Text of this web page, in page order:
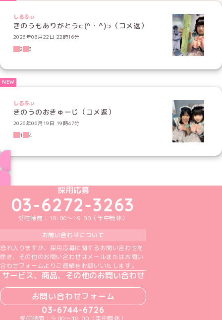
しるふぃ
きのうもありがとう⊂(^・^)⊃（コメ返）
2026年06月22日 22時16分
2
3
しるふぃ
きのうのおきゅーじ（コメ返）
2026年06月19日 19時47分
1
4
めいどりーみんTikTok公式アカウント
めいどりーみんX公式アカウント
めいどりーみんInstagram公式アカウント
めいどりーみんFacebook公式アカウン
めいどりーみんYouTube公式アカ
採用応募
03-6272-3263
受付時間：10:00～19:00（年中無休）
お問い合わせについて
恐れ入りますが、採用応募に関するお問い合わせを
除き、その他のお問い合わせはメールまたはお問い
合わせフォームよりご連絡をお願いいたします。
サービス、商品、その他のお問い合わせ
お問い合わせフォーム
03-6744-6726
受付時間：9:00～18:00（年中無休）